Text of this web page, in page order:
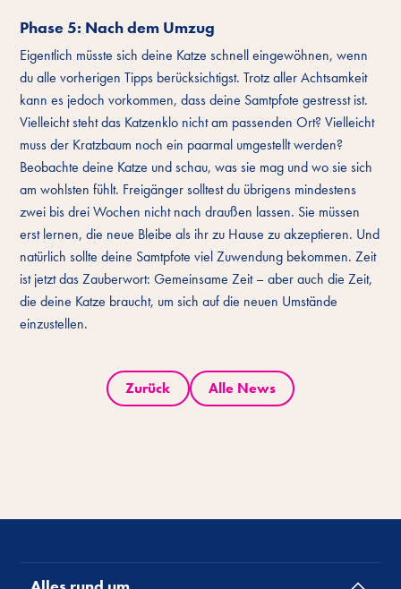
Phase 5: Nach dem Umzug
Eigentlich müsste sich deine Katze schnell eingewöhnen, wenn
du alle vorherigen Tipps berücksichtigst. Trotz aller Achtsamkeit
kann es jedoch vorkommen, dass deine Samtpfote gestresst ist.
Vielleicht steht das Katzenklo nicht am passenden Ort? Vielleicht
muss der Kratzbaum noch ein paarmal umgestellt werden?
Beobachte deine Katze und schau, was sie mag und wo sie sich
am wohlsten fühlt. Freigänger solltest du übrigens mindestens
zwei bis drei Wochen nicht nach draußen lassen. Sie müssen
erst lernen, die neue Bleibe als ihr zu Hause zu akzeptieren. Und
natürlich sollte deine Samtpfote viel Zuwendung bekommen. Zeit
ist jetzt das Zauberwort: Gemeinsame Zeit – aber auch die Zeit,
die deine Katze braucht, um sich auf die neuen Umstände
einzustellen.
Zurück Alle News